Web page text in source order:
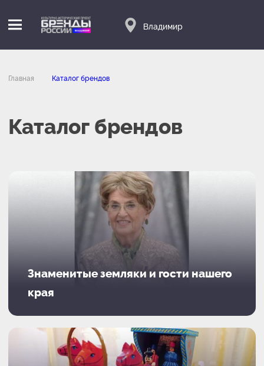
Владимир
Главная Каталог брендов
Каталог брендов
Знаменитые земляки и гости нашего
края